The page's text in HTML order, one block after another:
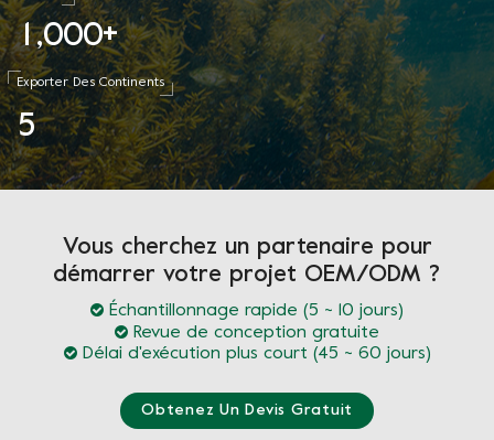
1 ,000+
Exporter Des Continents
5
Vous cherchez un partenaire pour
démarrer votre projet OEM/ODM ?
Échantillonnage rapide (5 ~ 10 jours)
Revue de conception gratuite
Délai d'exécution plus court (45 ~ 60 jours)
Obtenez Un Devis Gratuit